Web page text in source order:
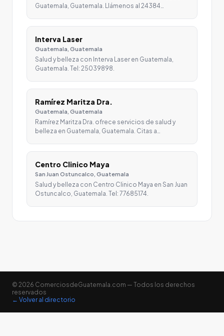
Guatemala, Guatemala. Llámenos al 24384…
Interva Laser
Guatemala, Guatemala
Salud y belleza con Interva Laser en Guatemala,
Guatemala. Tel: 25039898.
Ramírez Maritza Dra.
Guatemala, Guatemala
Ramírez Maritza Dra. ofrece servicios de salud y
belleza en Guatemala, Guatemala. Citas a…
Centro Clinico Maya
San Juan Ostuncalco, Guatemala
Salud y belleza con Centro Clinico Maya en San Juan
Ostuncalco, Guatemala. Tel: 77685174.
© 2026 ComerciosdeGuatemala.com — Todos los derechos
reservados
← Volver al directorio